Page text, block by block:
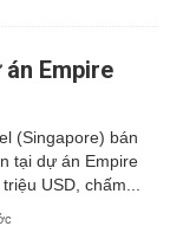
Empire
(Singapore) bán
tại dự án Empire
USD, chấm...